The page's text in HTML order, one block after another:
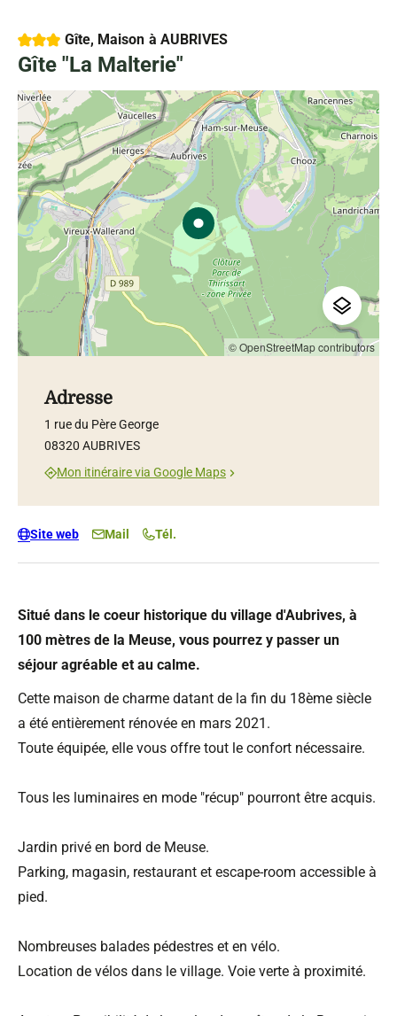
3 étoilesGîte, Maison à AUBRIVES
Gîte "La Malterie"
Situé dans le coeur historique du village d'Aubrives, à
100 mètres de la Meuse, vous pourrez y passer un
séjour agréable et au calme.
Cette maison de charme datant de la fin du 18ème siècle
a été entièrement rénovée en mars 2021.
Toute équipée, elle vous offre tout le confort nécessaire.
Tous les luminaires en mode "récup" pourront être acquis.
Jardin privé en bord de Meuse.
Parking, magasin, restaurant et escape-room accessible à
pied.
Nombreuses balades pédestres et en vélo.
Location de vélos dans le village. Voie verte à proximité.
© OpenStreetMap contributors
Adresse
1 rue du Père George
08320 AUBRIVES
Mon itinéraire via Google Maps
Site web Mail Tél.